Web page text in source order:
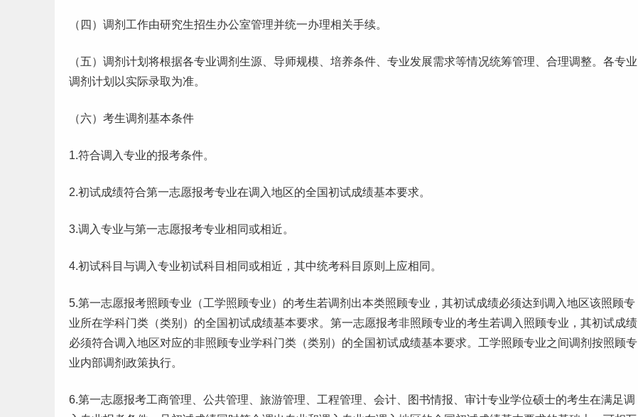
（四）调剂工作由研究生招生办公室管理并统一办理相关手续。
（五）调剂计划将根据各专业调剂生源、导师规模、培养条件、专业发展需求等情况统筹管理、合理调整。各专业
调剂计划以实际录取为准。
（六）考生调剂基本条件
1.符合调入专业的报考条件。
2.初试成绩符合第一志愿报考专业在调入地区的全国初试成绩基本要求。
3.调入专业与第一志愿报考专业相同或相近。
4.初试科目与调入专业初试科目相同或相近，其中统考科目原则上应相同。
5.第一志愿报考照顾专业（工学照顾专业）的考生若调剂出本类照顾专业，其初试成绩必须达到调入地区该照顾专
业所在学科门类（类别）的全国初试成绩基本要求。第一志愿报考非照顾专业的考生若调入照顾专业，其初试成绩
必须符合调入地区对应的非照顾专业学科门类（类别）的全国初试成绩基本要求。工学照顾专业之间调剂按照顾专
业内部调剂政策执行。
6.第一志愿报考工商管理、公共管理、旅游管理、工程管理、会计、图书情报、审计专业学位硕士的考生在满足调